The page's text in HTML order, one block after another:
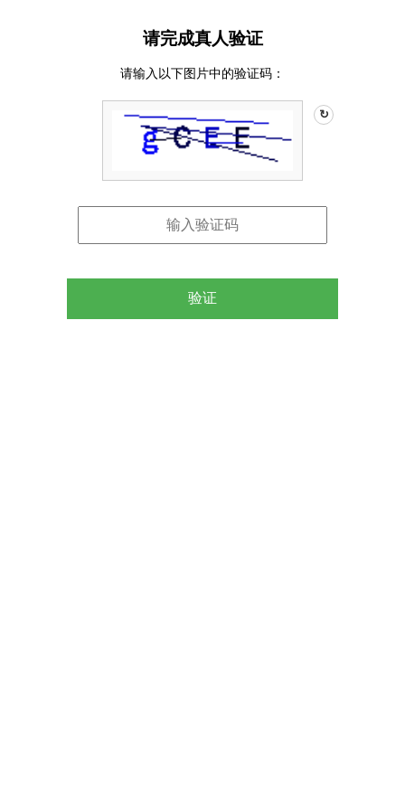
请完成真人验证
请输入以下图片中的验证码：
↻
验证